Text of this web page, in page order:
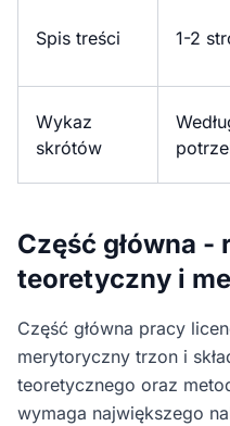
Spis treści 1-2
Wykaz
skrótów
Część główna -
teoretyczny i
Część główna pracy
merytoryczny trzon i
teoretycznego oraz
wymaga największego